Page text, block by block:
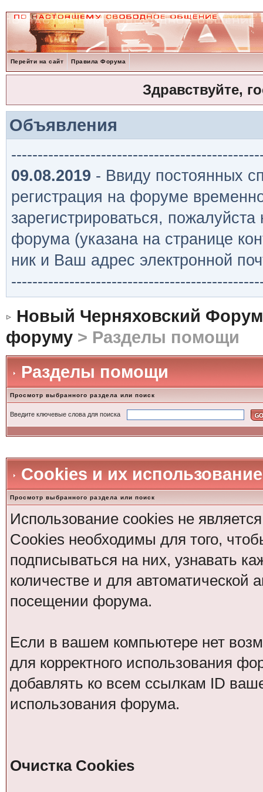
Перейти на сайт Правила Форума
Здравствуйте,
Объявления
09.08.2019 - Ввиду постоянных
регистрация на форуме
зарегистрироваться,
форума (указана на странице
ник и Ваш адрес электронной
Новый Черняховский Форум
форуму> Разделы помощи
Разделы помощи
Просмотр выбранного раздела или поиск
Введите ключевые слова для поиска
Cookies и их использование
Просмотр выбранного раздела или поиск
Использование cookies не
Cookies необходимы для того,
подписываться на них, узнавать
количестве и для
посещении форума.
Если в вашем компьютере нет
для корректного использования
добавлять ко всем ссылкам ID
использования форума.
Очистка Cookies